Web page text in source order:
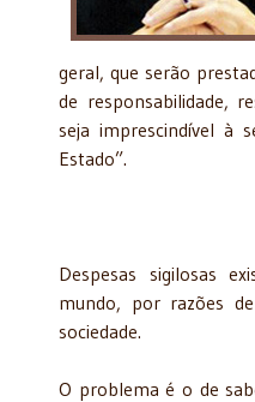
geral, que serão
de responsabilidade,
seja imprescindível à
Estado”.
Despesas sigilosas
mundo, por razões
sociedade.
O problema é o de